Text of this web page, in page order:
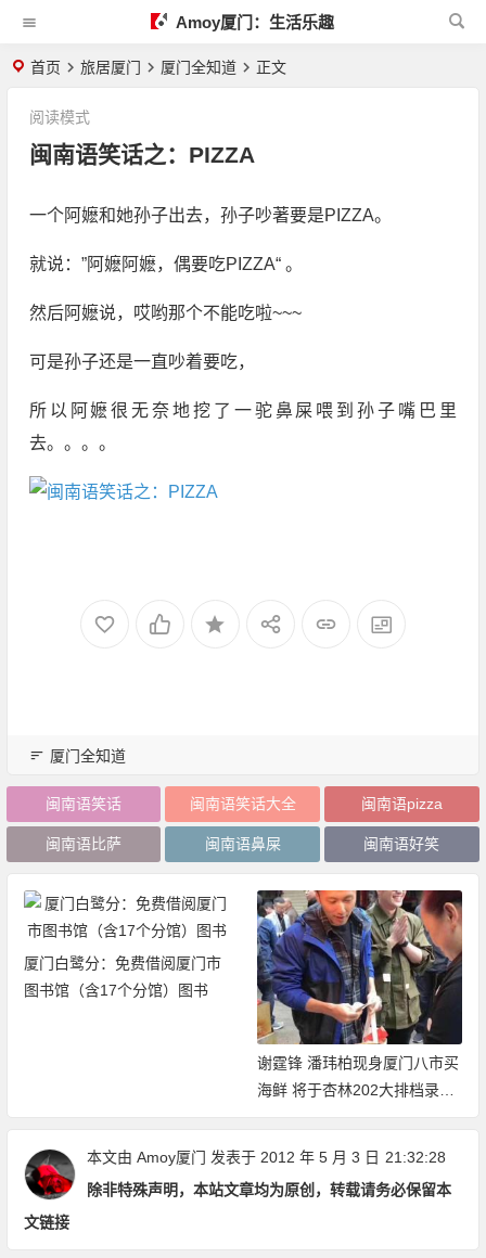
Amoy厦门：生活乐趣
首页 旅居厦门 厦门全知道 正文
闽南语笑话之：PIZZA
阅读模式
一个阿嬷和她孙子出去，孙子吵著要是PIZZA。
就说：”阿嬷阿嬷，偶要吃PIZZA“ 。
然后阿嬷说，哎哟那个不能吃啦~~~
可是孙子还是一直吵着要吃，
所以阿嬷很无奈地挖了一驼鼻屎喂到孙子嘴巴里
去。。。。
厦门全知道
闽南语笑话 闽南语笑话大全 闽南语pizza
闽南语比萨 闽南语鼻屎 闽南语好笑
厦门白鹭分：免费借阅厦门市
图书馆（含17个分馆）图书
谢霆锋 潘玮柏现身厦门八市买
海鲜 将于杏林202大排档录制
节目
本文由 Amoy厦门 发表于 2012 年 5 月 3 日 21:32:28
除非特殊声明，本站文章均为原创，转载请务必保留本
文链接